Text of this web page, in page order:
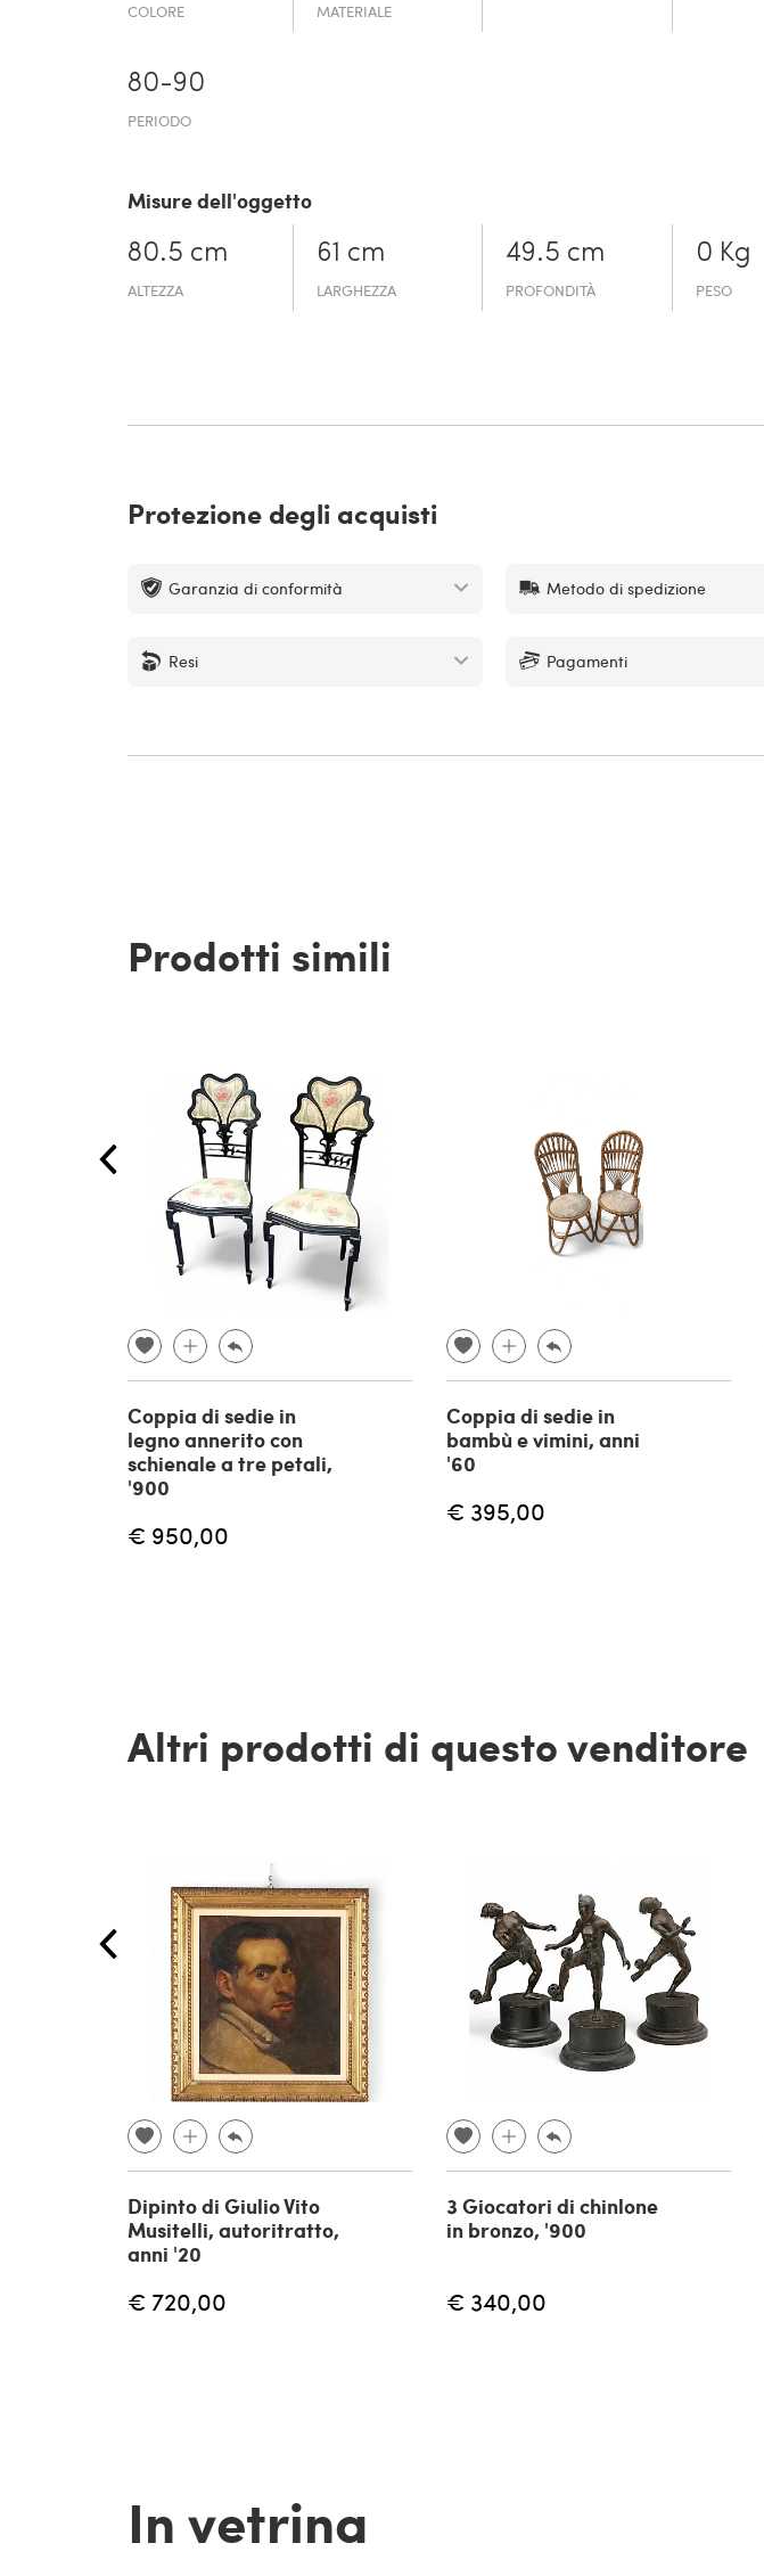
COLORE MATERIALE
80-90
PERIODO
Misure dell'oggetto
80.5 cm
ALTEZZA
61 cm
LARGHEZZA
49.5 cm
PROFONDITÀ
0 Kg
PESO
Protezione degli acquisti
Garanzia di conformità Metodo di spedizione
Resi Pagamenti
Prodotti simili
Coppia di sedie in
legno annerito con
schienale a tre petali,
'900
€ 950,00
Coppia di sedie in
bambù e vimini, anni
'60
€ 395,00
Altri prodotti di questo venditore
Dipinto di Giulio Vito
Musitelli, autoritratto,
anni '20
€ 720,00
3 Giocatori di chinlone
in bronzo, '900
€ 340,00
In vetrina